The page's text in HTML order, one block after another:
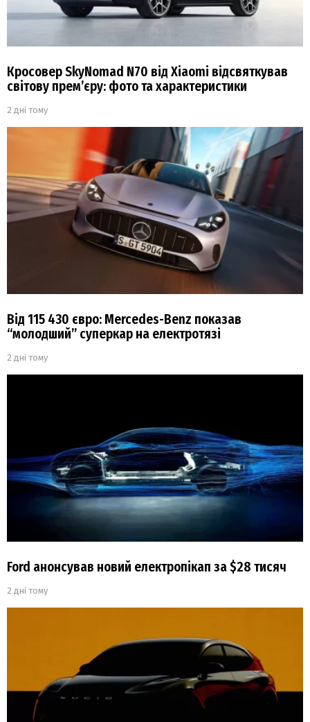
Кросовер SkyNomad N70 від Xiaomi відсвяткував
світову прем’єру: фото та характеристики
2 дні тому
Від 115 430 євро: Mercedes-Benz показав
“молодший” суперкар на електротязі
2 дні тому
Ford анонсував новий електропікап за $28 тисяч
2 дні тому